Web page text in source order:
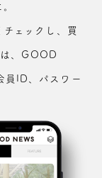
ェックし、買
、GOOD
員ID、パスワー